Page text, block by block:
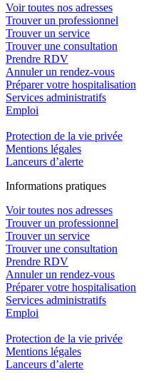
Voir toutes nos adresses
Trouver un professionnel
Trouver un service
Trouver une consultation
Prendre RDV
Annuler un rendez-vous
Préparer votre hospitalisation
Services administratifs
Emploi​
Protection de la vie privée
Mentions légales
Lanceurs d’alerte
Informations pratiques
Voir toutes nos adresses
Trouver un professionnel
Trouver un service
Trouver une consultation
Prendre RDV
Annuler un rendez-vous
Préparer votre hospitalisation
Services administratifs
Emploi​
Protection de la vie privée
Mentions légales
Lanceurs d’alerte